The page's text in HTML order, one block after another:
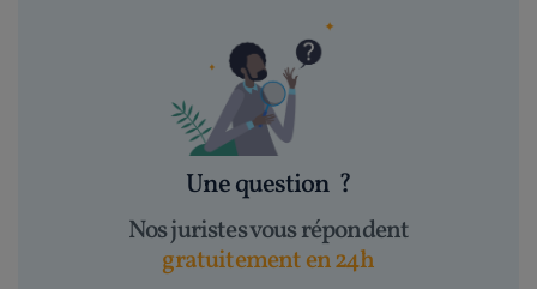
Une question ?
Nos juristes vous répondent
gratuitement en 24h